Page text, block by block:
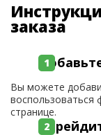
заказа
Вы можете
воспользоваться
странице.